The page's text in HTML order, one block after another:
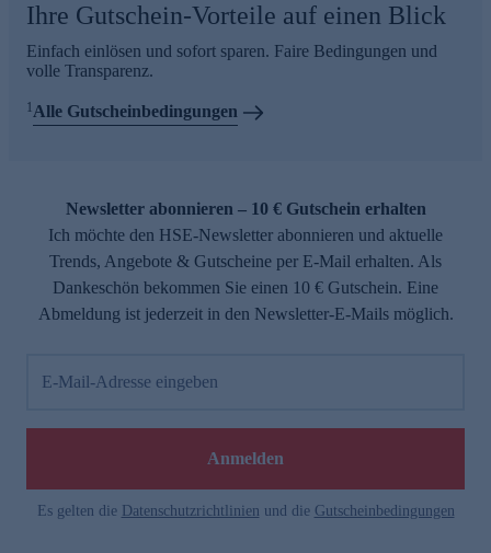
Ihre Gutschein-Vorteile auf einen Blick
Einfach einlösen und sofort sparen. Faire Bedingungen und
volle Transparenz.
1Alle Gutscheinbedingungen
Newsletter abonnieren – 10 € Gutschein erhalten
Ich möchte den HSE-Newsletter abonnieren und aktuelle
Trends, Angebote & Gutscheine per E-Mail erhalten. Als
Dankeschön bekommen Sie einen 10 € Gutschein. Eine
Abmeldung ist jederzeit in den Newsletter-E-Mails möglich.
E-Mail-Adresse eingeben
Anmelden
Es gelten die Datenschutzrichtlinien und die Gutscheinbedingungen